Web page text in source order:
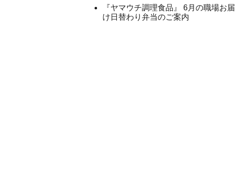
『ヤマウチ調理食品』 6月の職場お届
け日替わり弁当のご案内